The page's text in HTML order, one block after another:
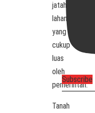
jatah
lahan
yang
cukup
luas
oleh
pemerintah.
Tanah
Subscribe